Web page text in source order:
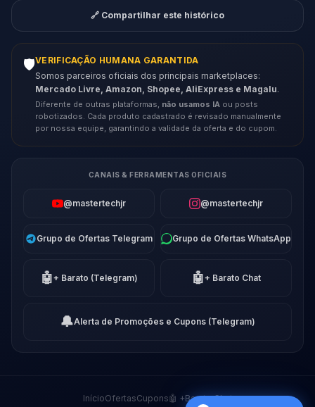
🔗 Compartilhar este histórico
🛡️VERIFICAÇÃO HUMANA GARANTIDA
Somos parceiros oficiais dos principais marketplaces:
Mercado Livre, Amazon, Shopee, AliExpress e Magalu.
Diferente de outras plataformas, não usamos IA ou posts
robotizados. Cada produto cadastrado é revisado manualmente
por nossa equipe, garantindo a validade da oferta e do cupom.
CANAIS & FERRAMENTAS OFICIAIS
@mastertechjr @mastertechjr
Grupo de Ofertas Telegram Grupo de Ofertas WhatsApp
🤖+ Barato (Telegram) 🤖+ Barato Chat
🔔Alerta de Promoções e Cupons (Telegram)
InícioOfertasCupons🤖 +Barato Chat